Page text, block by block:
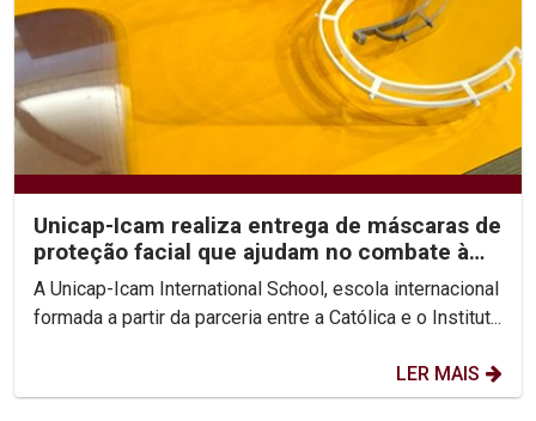
Unicap-Icam realiza entrega de máscaras de
proteção facial que ajudam no combate à
proliferação...
A Unicap-Icam International School, escola internacional
formada a partir da parceria entre a Católica e o Institut...
LER MAIS